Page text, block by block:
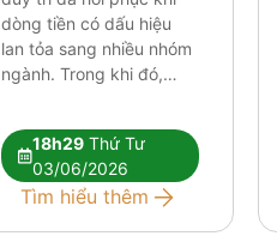
dòng tiền có dấu hiệu
lan tỏa sang nhiều nhóm
ngành. Trong khi đó,
HOSE nhưng áp lực đã
phần nào được hấp thụ
bởi dòng tiền trong
18h29Thứ Tư
03/06/2026
Tìm hiểu thêm